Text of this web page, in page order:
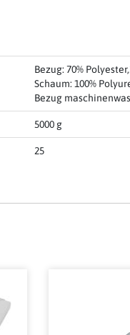
Bezug: 70%
Schaum: 100%
Bezug
5000 g
25